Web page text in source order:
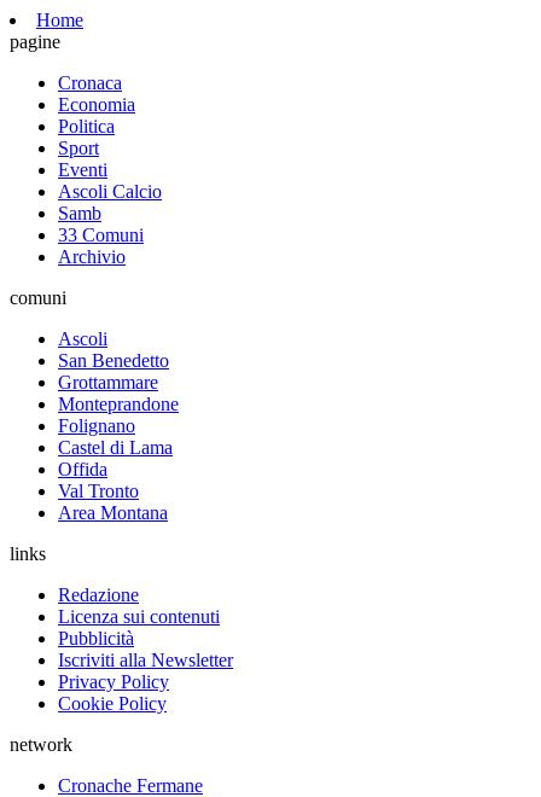
Home
pagine
Cronaca
Economia
Politica
Sport
Eventi
Ascoli Calcio
Samb
33 Comuni
Archivio
comuni
Ascoli
San Benedetto
Grottammare
Monteprandone
Folignano
Castel di Lama
Offida
Val Tronto
Area Montana
links
Redazione
Licenza sui contenuti
Pubblicità
Iscriviti alla Newsletter
Privacy Policy
Cookie Policy
network
Cronache Fermane